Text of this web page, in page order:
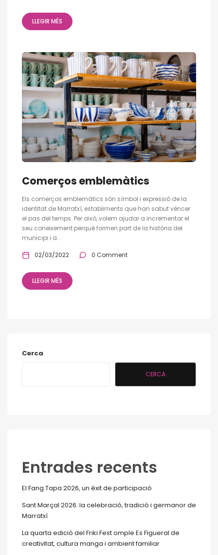
LLEGIR MÉS
Comerços emblemàtics
Els comerços emblemàtics són símbol i expressió de la
identitat de Marratxí, establiments que han sabut vèncer
el pas del temps. Per això, volem ajudar a incrementar el
seu coneixement perquè formen part de la història del
municipi i a...
02/03/2022 0 Comment
LLEGIR MÉS
Cerca
CERCA
Entrades recents
El Fang Tapa 2026, un èxit de participació
Sant Marçal 2026: la celebració, tradició i germanor de
Marratxí
La quarta edició del Friki Fest omple Es Figueral de
creativitat, cultura manga i ambient familiar